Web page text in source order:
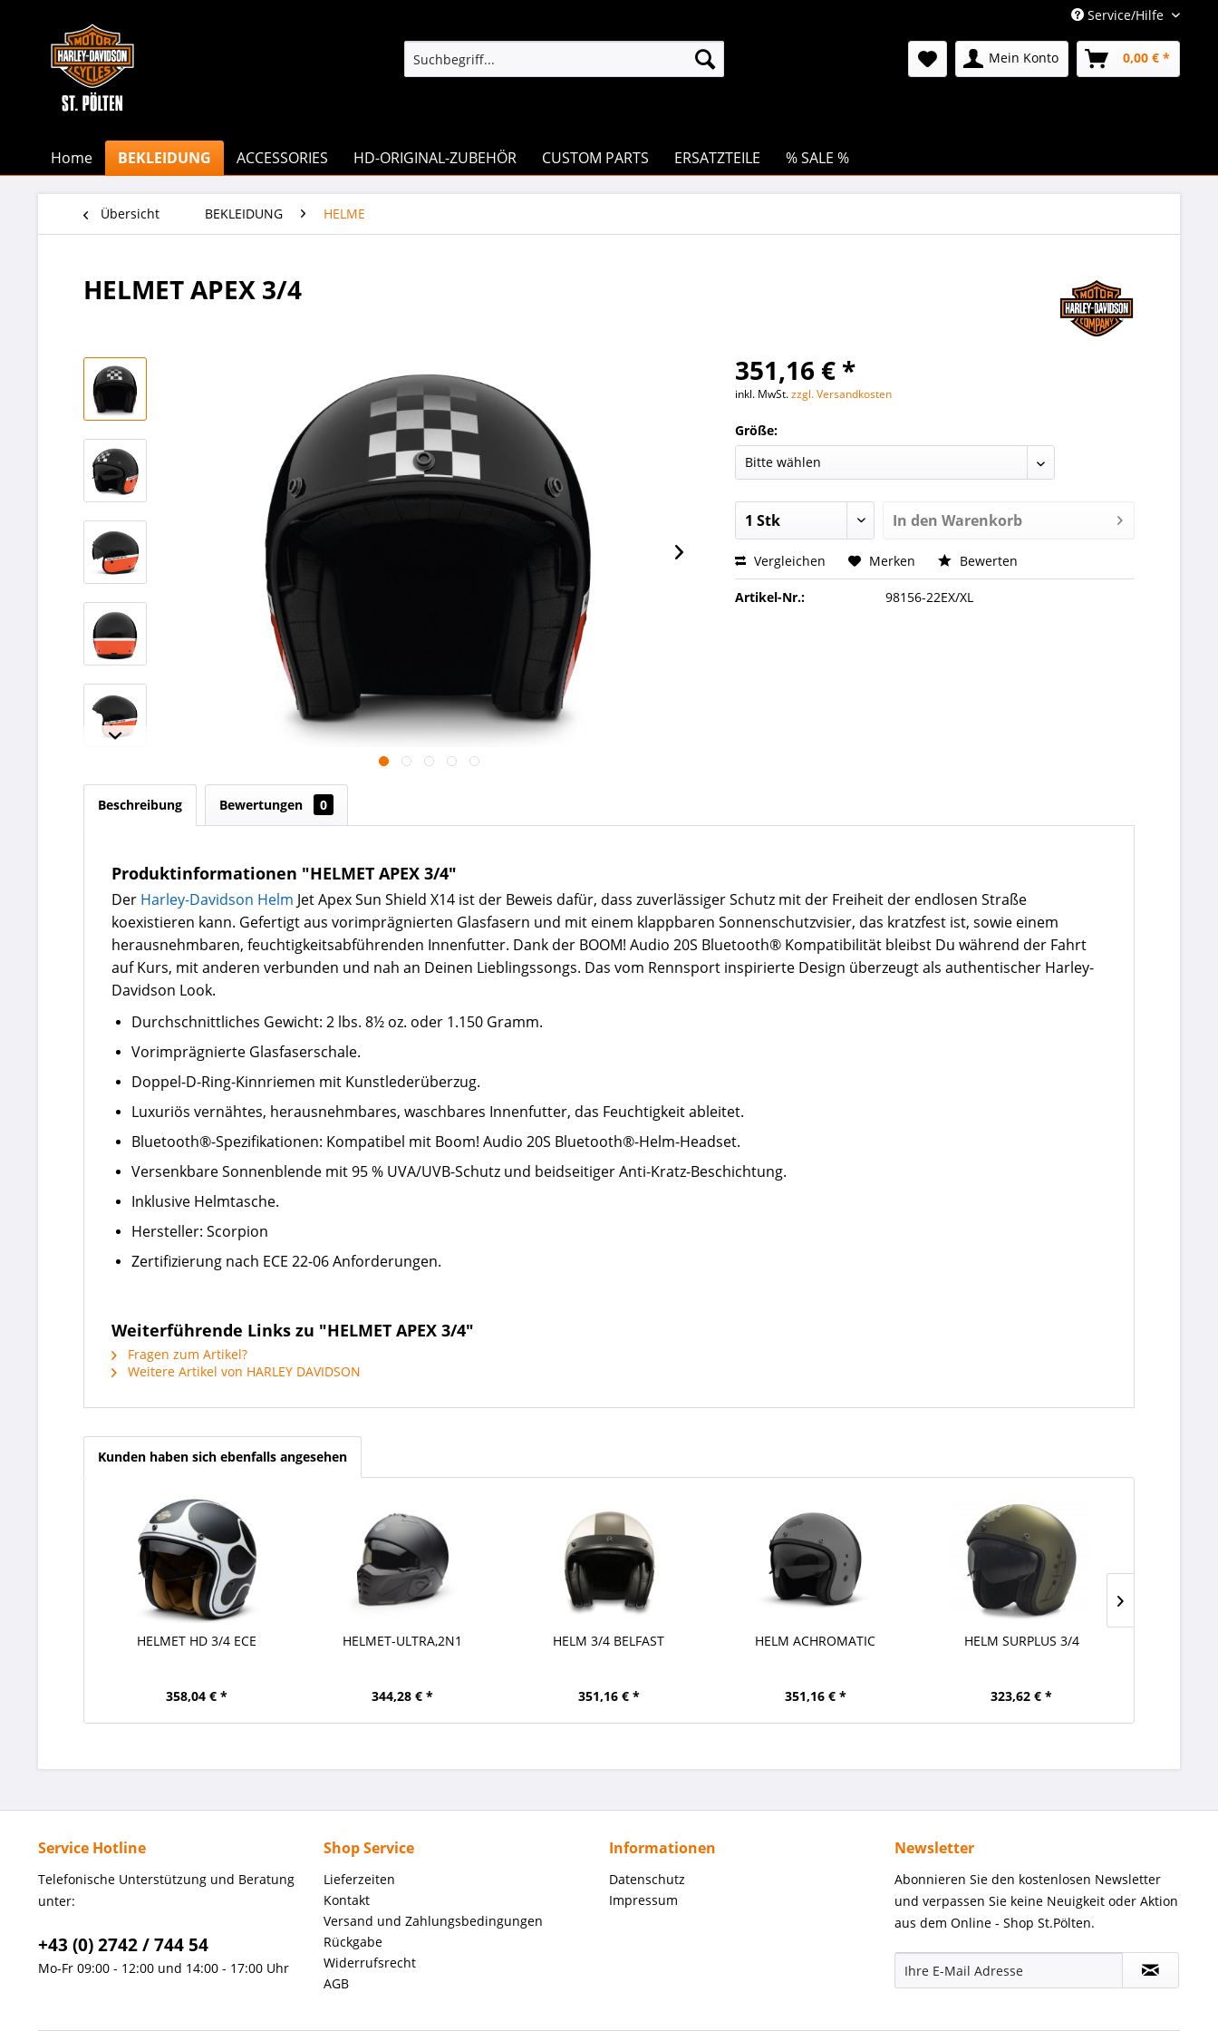
Service/Hilfe
Mein Konto 0,00 € *
Home BEKLEIDUNG ACCESSORIES HD-ORIGINAL-ZUBEHÖR CUSTOM PARTS ERSATZTEILE % SALE %
Übersicht BEKLEIDUNG HELME
HELMET APEX 3/4
351,16 € *
inkl. MwSt.zzgl. Versandkosten
Größe:
In den Warenkorb
Vergleichen Merken Bewerten
Artikel-Nr.: 98156-22EX/XL
Beschreibung Bewertungen 0
Produktinformationen "HELMET APEX 3/4"
Der Harley-Davidson Helm Jet Apex Sun Shield X14 ist der Beweis dafür, dass zuverlässiger Schutz mit der Freiheit der endlosen Straße
koexistieren kann. Gefertigt aus vorimprägnierten Glasfasern und mit einem klappbaren Sonnenschutzvisier, das kratzfest ist, sowie einem
herausnehmbaren, feuchtigkeitsabführenden Innenfutter. Dank der BOOM! Audio 20S Bluetooth® Kompatibilität bleibst Du während der Fahrt
auf Kurs, mit anderen verbunden und nah an Deinen Lieblingssongs. Das vom Rennsport inspirierte Design überzeugt als authentischer Harley-
Davidson Look.
Durchschnittliches Gewicht: 2 lbs. 8½ oz. oder 1.150 Gramm.
Vorimprägnierte Glasfaserschale.
Doppel-D-Ring-Kinnriemen mit Kunstlederüberzug.
Luxuriös vernähtes, herausnehmbares, waschbares Innenfutter, das Feuchtigkeit ableitet.
Bluetooth®-Spezifikationen: Kompatibel mit Boom! Audio 20S Bluetooth®-Helm-Headset.
Versenkbare Sonnenblende mit 95 % UVA/UVB-Schutz und beidseitiger Anti-Kratz-Beschichtung.
Inklusive Helmtasche.
Hersteller: Scorpion
Zertifizierung nach ECE 22-06 Anforderungen.
Weiterführende Links zu "HELMET APEX 3/4"
Fragen zum Artikel?
Weitere Artikel von HARLEY DAVIDSON
Kunden haben sich ebenfalls angesehen
HELMET HD 3/4 ECE
358,04 € *
HELMET-ULTRA,2N1
344,28 € *
HELM 3/4 BELFAST
351,16 € *
HELM ACHROMATIC
351,16 € *
HELM SURPLUS 3/4
323,62 € *
Service Hotline
Telefonische Unterstützung und Beratung
unter:
+43 (0) 2742 / 744 54
Mo-Fr 09:00 - 12:00 und 14:00 - 17:00 Uhr
Shop Service
Lieferzeiten
Kontakt
Versand und Zahlungsbedingungen
Rückgabe
Widerrufsrecht
AGB
Informationen
Datenschutz
Impressum
Newsletter
Abonnieren Sie den kostenlosen Newsletter
und verpassen Sie keine Neuigkeit oder Aktion
aus dem Online - Shop St.Pölten.